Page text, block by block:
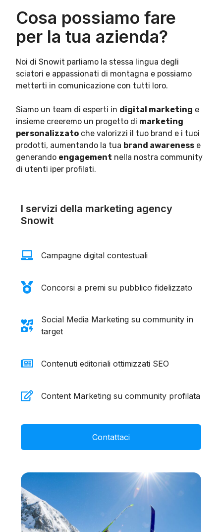
Cosa possiamo fare
per la tua azienda?
Noi di Snowit parliamo la stessa lingua degli
sciatori e appassionati di montagna e possiamo
metterti in comunicazione con tutti loro.
Siamo un team di esperti in digital marketing e
insieme creeremo un progetto di marketing
personalizzato che valorizzi il tuo brand e i tuoi
prodotti, aumentando la tua brand awareness e
generando engagement nella nostra community
di utenti iper profilati.
I servizi della marketing agency
Snowit
Campagne digital contestuali
Concorsi a premi su pubblico fidelizzato
Social Media Marketing su community in
target
Contenuti editoriali ottimizzati SEO
Content Marketing su community profilata
Contattaci